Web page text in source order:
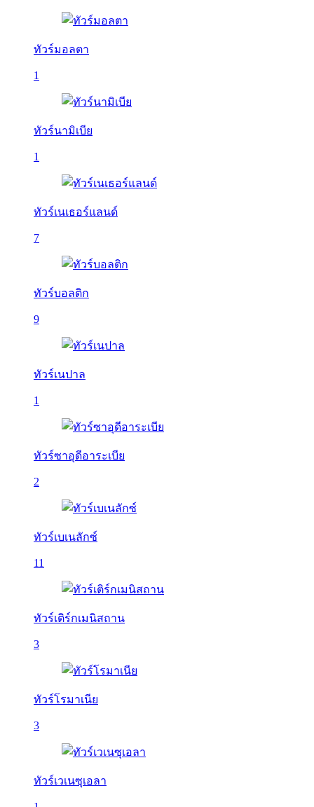
ทัวร์มอลตา
1
ทัวร์นามิเบีย
1
ทัวร์เนเธอร์แลนด์
7
ทัวร์บอลติก
9
ทัวร์เนปาล
1
ทัวร์ซาอุดีอาระเบีย
2
ทัวร์เบเนลักซ์
11
ทัวร์เติร์กเมนิสถาน
3
ทัวร์โรมาเนีย
3
ทัวร์เวเนซุเอลา